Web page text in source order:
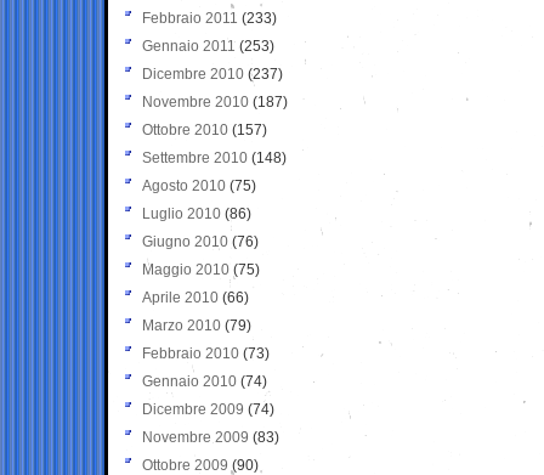
Febbraio 2011 (233)
Gennaio 2011 (253)
Dicembre 2010 (237)
Novembre 2010 (187)
Ottobre 2010 (157)
Settembre 2010 (148)
Agosto 2010 (75)
Luglio 2010 (86)
Giugno 2010 (76)
Maggio 2010 (75)
Aprile 2010 (66)
Marzo 2010 (79)
Febbraio 2010 (73)
Gennaio 2010 (74)
Dicembre 2009 (74)
Novembre 2009 (83)
Ottobre 2009 (90)